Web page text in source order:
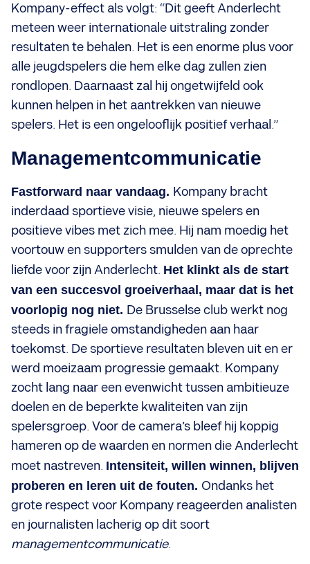
Kompany-effect als volgt: “Dit geeft Anderlecht
meteen weer internationale uitstraling zonder
resultaten te behalen. Het is een enorme plus voor
alle jeugdspelers die hem elke dag zullen zien
rondlopen. Daarnaast zal hij ongetwijfeld ook
kunnen helpen in het aantrekken van nieuwe
spelers. Het is een ongelooflijk positief verhaal.”
Managementcommunicatie
Fastforward naar vandaag. Kompany bracht
inderdaad sportieve visie, nieuwe spelers en
positieve vibes met zich mee. Hij nam moedig het
voortouw en supporters smulden van de oprechte
liefde voor zijn Anderlecht. Het klinkt als de start
van een succesvol groeiverhaal, maar dat is het
voorlopig nog niet. De Brusselse club werkt nog
steeds in fragiele omstandigheden aan haar
toekomst. De sportieve resultaten bleven uit en er
werd moeizaam progressie gemaakt. Kompany
zocht lang naar een evenwicht tussen ambitieuze
doelen en de beperkte kwaliteiten van zijn
spelersgroep. Voor de camera’s bleef hij koppig
hameren op de waarden en normen die Anderlecht
moet nastreven. Intensiteit, willen winnen, blijven
proberen en leren uit de fouten. Ondanks het
grote respect voor Kompany reageerden analisten
en journalisten lacherig op dit soort
managementcommunicatie.